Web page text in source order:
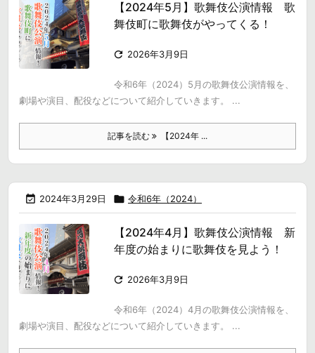
【2024年5月】歌舞伎公演情報 歌
舞伎町に歌舞伎がやってくる！
 2026年3月9日
令和6年（2024）5月の歌舞伎公演情報を、
劇場や演目、配役などについて紹介していきます。 ...
記事を読む 【2024年 ...
 2024年3月29日  令和6年（2024）
【2024年4月】歌舞伎公演情報 新
年度の始まりに歌舞伎を見よう！
 2026年3月9日
令和6年（2024）4月の歌舞伎公演情報を、
劇場や演目、配役などについて紹介していきます。 ...